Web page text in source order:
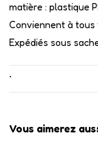
matière : plastique
Conviennent à tous
Expédiés sous
•
Vous aimerez